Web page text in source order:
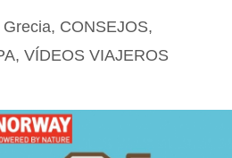
, CONSEJOS,
, VÍDEOS VIAJEROS